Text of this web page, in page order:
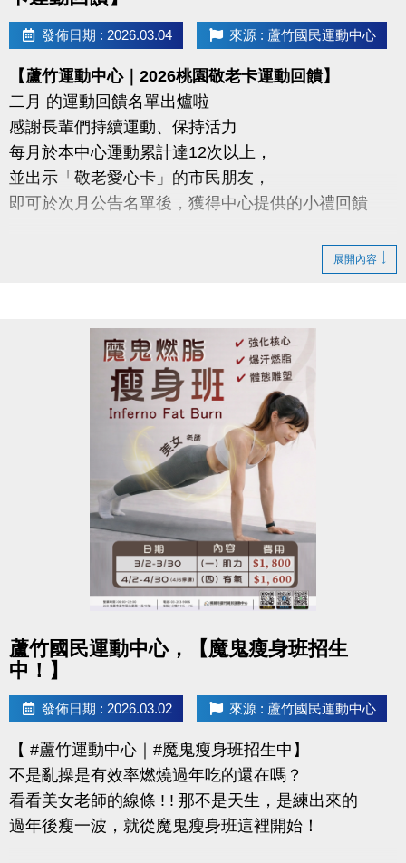
https://forms.gle/d1RupZDCRxCZK8Pq9
發佈日期 : 2026.03.04 來源 : 蘆竹國民運動中心
【蘆竹運動中心｜2026桃園敬老卡運動回饋】
二月 的運動回饋名單出爐啦
感謝長輩們持續運動、保持活力
每月於本中心運動累計達12次以上，
並出示「敬老愛心卡」的市民朋友，
即可於次月公告名單後，獲得中心提供的小禮回饋
請於115年3/5日後 攜帶敬老愛心卡至本中心領取
◆ 需本人親自前來領取
◆ 不可委託他人代領
持續運動不僅讓身體更健康，
還能感受滿滿的鼓勵與心意
-洽詢專線：03-2639066 #112
-官網 :
https://www.lzsports.com.tw/zh_TW/news/pageID/1/
-FB : 桃園市蘆竹國民運動中心
-IG : @luzhusports
展開內容
蘆竹國民運動中心，【魔鬼瘦身班招生
中！】
發佈日期 : 2026.03.02 來源 : 蘆竹國民運動中心
【 #蘆竹運動中心｜#魔鬼瘦身班招生中】
不是亂操是有效率燃燒過年吃的還在嗎？
看看美女老師的線條 ! ! 那不是天生，是練出來的
過年後瘦一波，就從魔鬼瘦身班這裡開始！